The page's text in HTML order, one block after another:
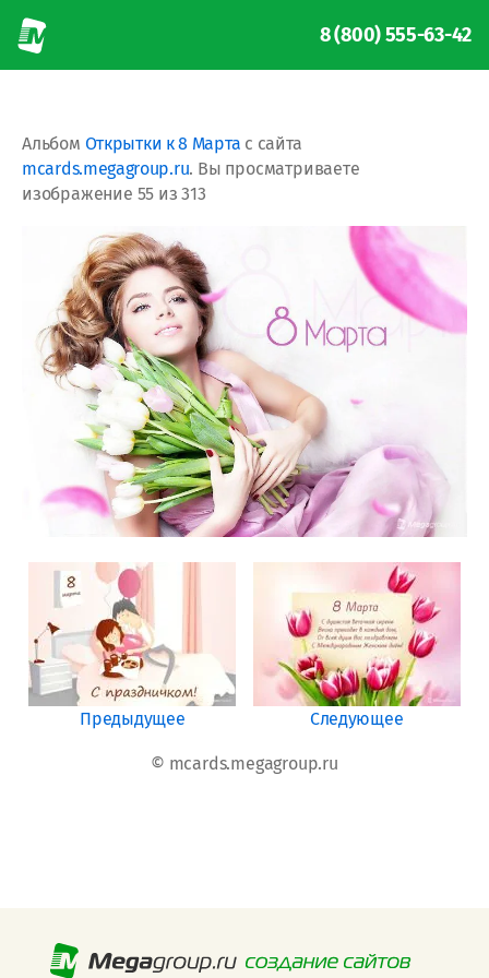
8 (800) 555-63-42
Альбом Открытки к 8 Марта с сайта
mcards.megagroup.ru. Вы просматриваете
изображение 55 из 313
Предыдущее Следующее
© mcards.megagroup.ru